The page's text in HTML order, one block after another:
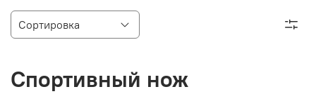
Спортивный нож